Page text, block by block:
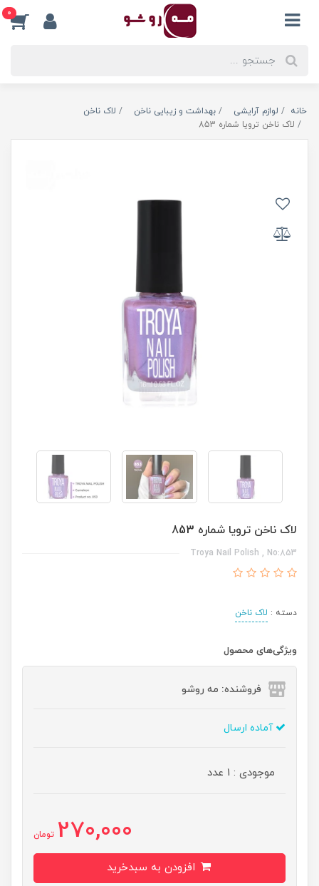
0
خانه لوازم آرایشی بهداشت و زیبایی ناخن
لاک ناخن
لاک ناخن ترویا شماره 853
لاک ناخن ترویا شماره 853
Troya Nail Polish , No:853
دسته : لاک ناخن
ویژگی‌های محصول
فروشنده: مه رو‌شو
آماده ارسال
موجودی : 1 عدد
270,000 تومان